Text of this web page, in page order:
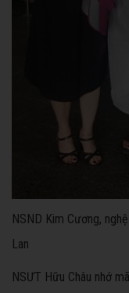
NSND Kim Cương,
Lan
NSƯT Hữu Châu nhớ